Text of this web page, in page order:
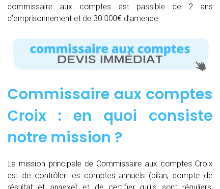
commissaire aux comptes est passible de 2 ans
d’emprisonnement et de 30 000€ d’amende.
Commissaire aux comptes
Croix : en quoi consiste
notre mission ?
La mission principale de Commissaire aux comptes Croix
est de contrôler les comptes annuels (bilan, compte de